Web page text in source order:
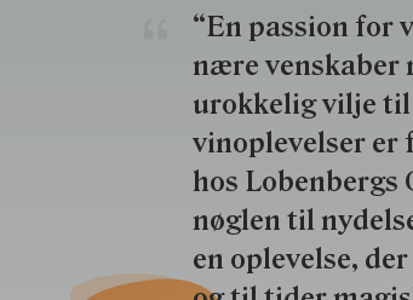
“En passion for
nære venskaber
urokkelig vilje til
vinoplevelser er
hos Lobenbergs
nøglen til
en oplevelse,